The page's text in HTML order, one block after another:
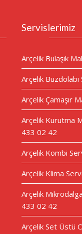
Servislerimiz
Arçelik Bulaşık
Arçelik Buzdolabı
Arçelik Çamaşır
Arçelik Kurutma
433 02 42
Arçelik Kombi
Arçelik Klima
Arçelik
433 02 42
Arçelik Set Üstü